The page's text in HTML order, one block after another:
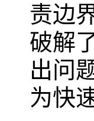
责边
破解
出问
为快